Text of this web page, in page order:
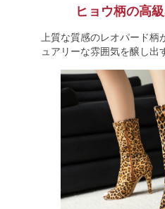
ヒョウ柄の高
上質な質感のレオパード
ュアリーな雰囲気を醸し出